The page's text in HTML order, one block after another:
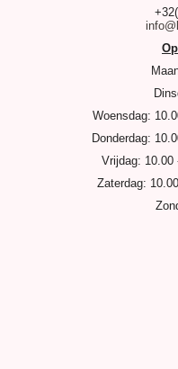
Woensdag:
Donderdag:
Vrijdag: 10.00
Zaterdag: